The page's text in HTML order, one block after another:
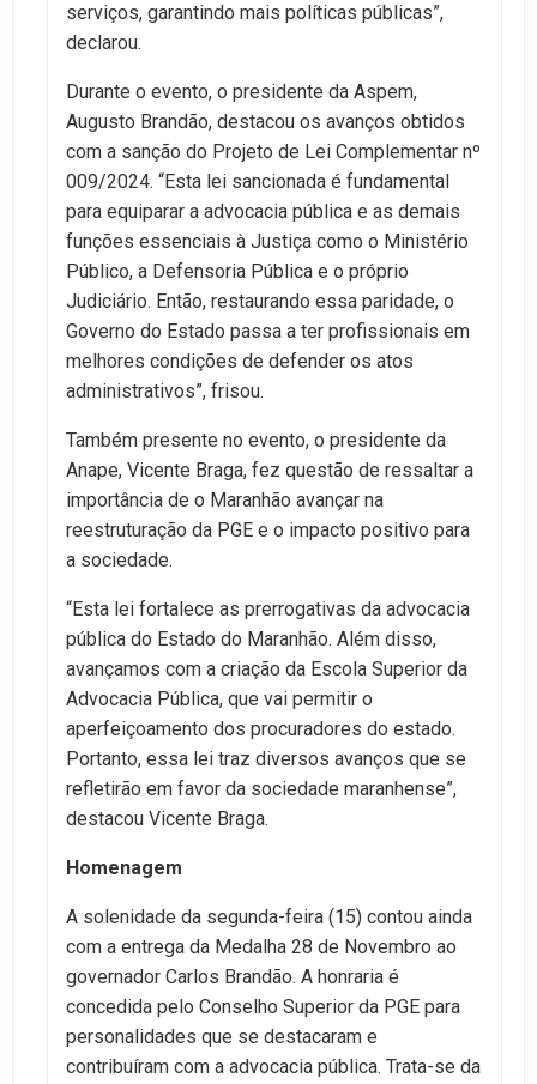
serviços, garantindo mais políticas públicas”,
declarou.
Durante o evento, o presidente da Aspem,
Augusto Brandão, destacou os avanços obtidos
com a sanção do Projeto de Lei Complementar nº
009/2024. “Esta lei sancionada é fundamental
para equiparar a advocacia pública e as demais
funções essenciais à Justiça como o Ministério
Público, a Defensoria Pública e o próprio
Judiciário. Então, restaurando essa paridade, o
Governo do Estado passa a ter profissionais em
melhores condições de defender os atos
administrativos”, frisou.
Também presente no evento, o presidente da
Anape, Vicente Braga, fez questão de ressaltar a
importância de o Maranhão avançar na
reestruturação da PGE e o impacto positivo para
a sociedade.
“Esta lei fortalece as prerrogativas da advocacia
pública do Estado do Maranhão. Além disso,
avançamos com a criação da Escola Superior da
Advocacia Pública, que vai permitir o
aperfeiçoamento dos procuradores do estado.
Portanto, essa lei traz diversos avanços que se
refletirão em favor da sociedade maranhense”,
destacou Vicente Braga.
Homenagem
A solenidade da segunda-feira (15) contou ainda
com a entrega da Medalha 28 de Novembro ao
governador Carlos Brandão. A honraria é
concedida pelo Conselho Superior da PGE para
personalidades que se destacaram e
contribuíram com a advocacia pública. Trata-se da